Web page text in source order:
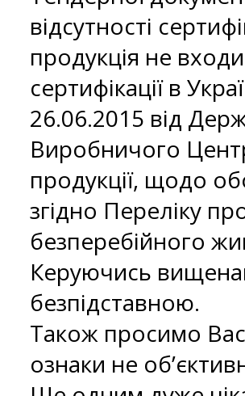
відсутності
продукція не
сертифікації в
26.06.2015 від
Виробничого
продукції, щодо
згідно Переліку
безперебійного
Керуючись
безпідставною.
Також просимо
ознаки не